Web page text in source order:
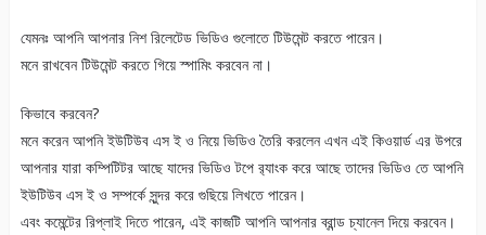
যেমনঃ আপনি আপনার নিশ রিলেটেড ভিডিও গুলোতে টিউমেন্ট করতে পারেন।
মনে রাখবেন টিউমেন্ট করতে গিয়ে স্পামিং করবেন না।
কিভাবে করবেন?
মনে করেন আপনি ইউটিউব এস ই ও নিয়ে ভিডিও তৈরি করলেন এখন এই কিওয়ার্ড এর উপরে
আপনার যারা কম্পিটিটর আছে যাদের ভিডিও টপে র‍্যাংক করে আছে তাদের ভিডিও তে আপনি
ইউটিউব এস ই ও সম্পর্কে সুন্দর করে গুছিয়ে লিখতে পারেন।
এবং কমেন্টের রিপ্লাই দিতে পারেন, এই কাজটি আপনি আপনার ব্রান্ড চ্যানেল দিয়ে করবেন।